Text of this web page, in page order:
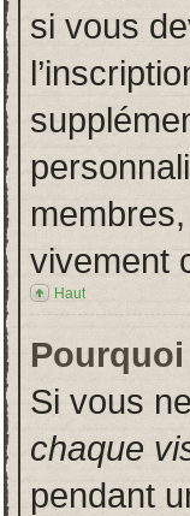
si vous
vivement
Haut
Si vous
chaque
pendant